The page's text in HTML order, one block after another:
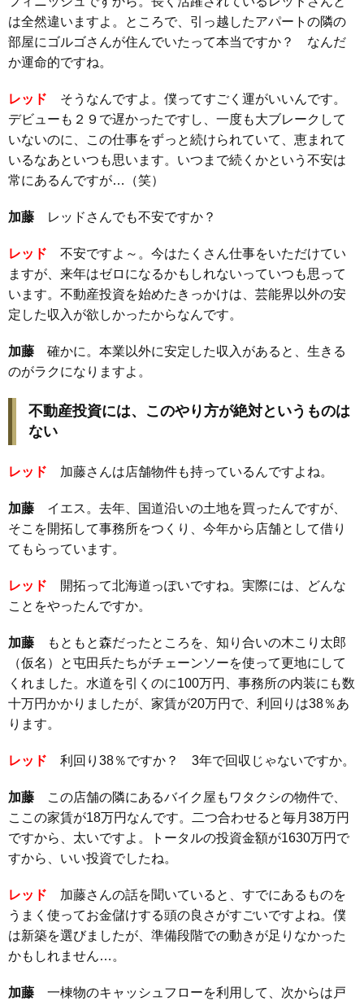
は全然違いますよ。ところで、引っ越したアパートの隣の
部屋にゴルゴさんが住んでいたって本当ですか？ なんだ
か運命的ですね。
レッド そうなんですよ。僕ってすごく運がいいんです。
デビューも２９で遅かったですし、一度も大ブレークして
いないのに、この仕事をずっと続けられていて、恵まれて
いるなあといつも思います。いつまで続くかという不安は
常にあるんですが…（笑）
加藤 レッドさんでも不安ですか？
レッド 不安ですよ～。今はたくさん仕事をいただけてい
ますが、来年はゼロになるかもしれないっていつも思って
います。不動産投資を始めたきっかけは、芸能界以外の安
定した収入が欲しかったからなんです。
加藤 確かに。本業以外に安定した収入があると、生きる
のがラクになりますよ。
不動産投資には、このやり方が絶対というものは
ない
レッド 加藤さんは店舗物件も持っているんですよね。
加藤 イエス。去年、国道沿いの土地を買ったんですが、
そこを開拓して事務所をつくり、今年から店舗として借り
てもらっています。
レッド 開拓って北海道っぽいですね。実際には、どんな
ことをやったんですか。
加藤 もともと森だったところを、知り合いの木こり太郎
（仮名）と屯田兵たちがチェーンソーを使って更地にして
くれました。水道を引くのに100万円、事務所の内装にも数
十万円かかりましたが、家賃が20万円で、利回りは38％あ
ります。
レッド 利回り38％ですか？ 3年で回収じゃないですか。
加藤 この店舗の隣にあるバイク屋もワタクシの物件で、
ここの家賃が18万円なんです。二つ合わせると毎月38万円
ですから、太いですよ。トータルの投資金額が1630万円で
すから、いい投資でしたね。
レッド 加藤さんの話を聞いていると、すでにあるものを
うまく使ってお金儲けする頭の良さがすごいですよね。僕
は新築を選びましたが、準備段階での動きが足りなかった
かもしれません…。
加藤 一棟物のキャッシュフローを利用して、次からは戸